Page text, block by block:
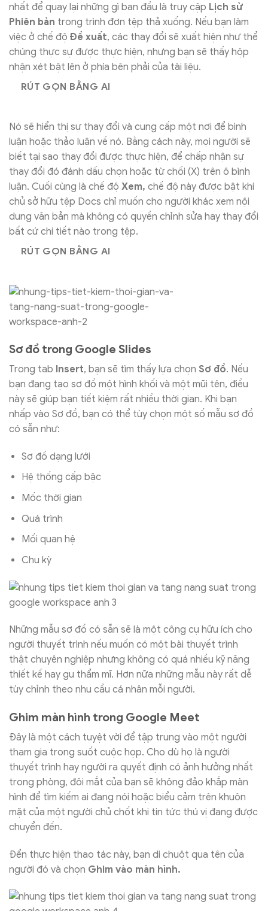
nhất để quay lại những gì ban đầu là truy cập Lịch sử
Phiên bản trong trình đơn tệp thả xuống. Nếu bạn làm
việc ở chế độ Đề xuất, các thay đổi sẽ xuất hiện như thể
chúng thực sự được thực hiện, nhưng bạn sẽ thấy hộp
nhận xét bật lên ở phía bên phải của tài liệu.
RÚT GỌN BẰNG AI
Nó sẽ hiển thị sự thay đổi và cung cấp một nơi để bình
luận hoặc thảo luận về nó. Bằng cách này, mọi người sẽ
biết tại sao thay đổi được thực hiện, để chấp nhận sự
thay đổi đó đánh dấu chọn hoặc từ chối (X) trên ô bình
luận. Cuối cùng là chế độ Xem, chế độ này được bật khi
chủ sở hữu tệp Docs chỉ muốn cho người khác xem nội
dung văn bản mà không có quyền chỉnh sửa hay thay đổi
bất cứ chi tiết nào trong tệp.
RÚT GỌN BẰNG AI
Sơ đồ trong Google Slides
Trong tab Insert, bạn sẽ tìm thấy lựa chọn Sơ đồ. Nếu
bạn đang tạo sơ đồ một hình khối và một mũi tên, điều
này sẽ giúp bạn tiết kiệm rất nhiều thời gian. Khi bạn
nhấp vào Sơ đồ, bạn có thể tùy chọn một số mẫu sơ đồ
có sẵn như:
Sơ đồ dạng lưới
Hệ thống cấp bậc
Mốc thời gian
Quá trình
Mối quan hệ
Chu kỳ
Những mẫu sơ đồ có sẵn sẽ là một công cụ hữu ích cho
người thuyết trình nếu muốn có một bài thuyết trình
thật chuyên nghiệp nhưng không có quá nhiều kỹ năng
thiết kế hay gu thẩm mĩ. Hơn nữa những mẫu này rất dễ
tùy chỉnh theo nhu cầu cá nhân mỗi người.
Ghim màn hình trong Google Meet
Đây là một cách tuyệt vời để tập trung vào một người
tham gia trong suốt cuộc họp. Cho dù họ là người
thuyết trình hay người ra quyết định có ảnh hưởng nhất
trong phòng, đôi mắt của bạn sẽ không đảo khắp màn
hình để tìm kiếm ai đang nói hoặc biểu cảm trên khuôn
mặt của một người chủ chốt khi tin tức thú vị đang được
chuyển đến.
Đển thực hiện thao tác này, bạn di chuột qua tên của
người đó và chọn Ghim vào màn hình.